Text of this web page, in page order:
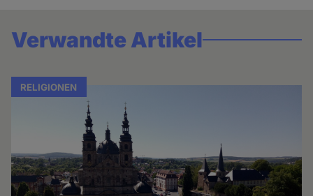
Verwandte Artikel
RELIGIONEN